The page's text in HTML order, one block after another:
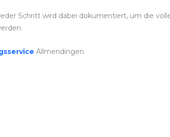
Schritt wird dabei dokumentiert, um die
Allmendingen